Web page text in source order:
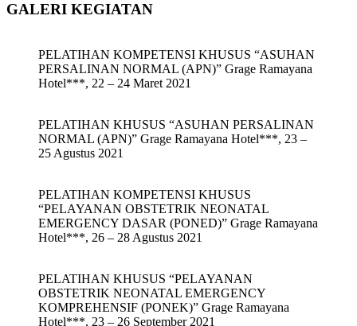
GALERI KEGIATAN
PELATIHAN KOMPETENSI KHUSUS “ASUHAN
PERSALINAN NORMAL (APN)” Grage Ramayana
Hotel***, 22 – 24 Maret 2021
PELATIHAN KHUSUS “ASUHAN PERSALINAN
NORMAL (APN)” Grage Ramayana Hotel***, 23 –
25 Agustus 2021
PELATIHAN KOMPETENSI KHUSUS
“PELAYANAN OBSTETRIK NEONATAL
EMERGENCY DASAR (PONED)” Grage Ramayana
Hotel***, 26 – 28 Agustus 2021
PELATIHAN KHUSUS “PELAYANAN
OBSTETRIK NEONATAL EMERGENCY
KOMPREHENSIF (PONEK)” Grage Ramayana
Hotel***, 23 – 26 September 2021